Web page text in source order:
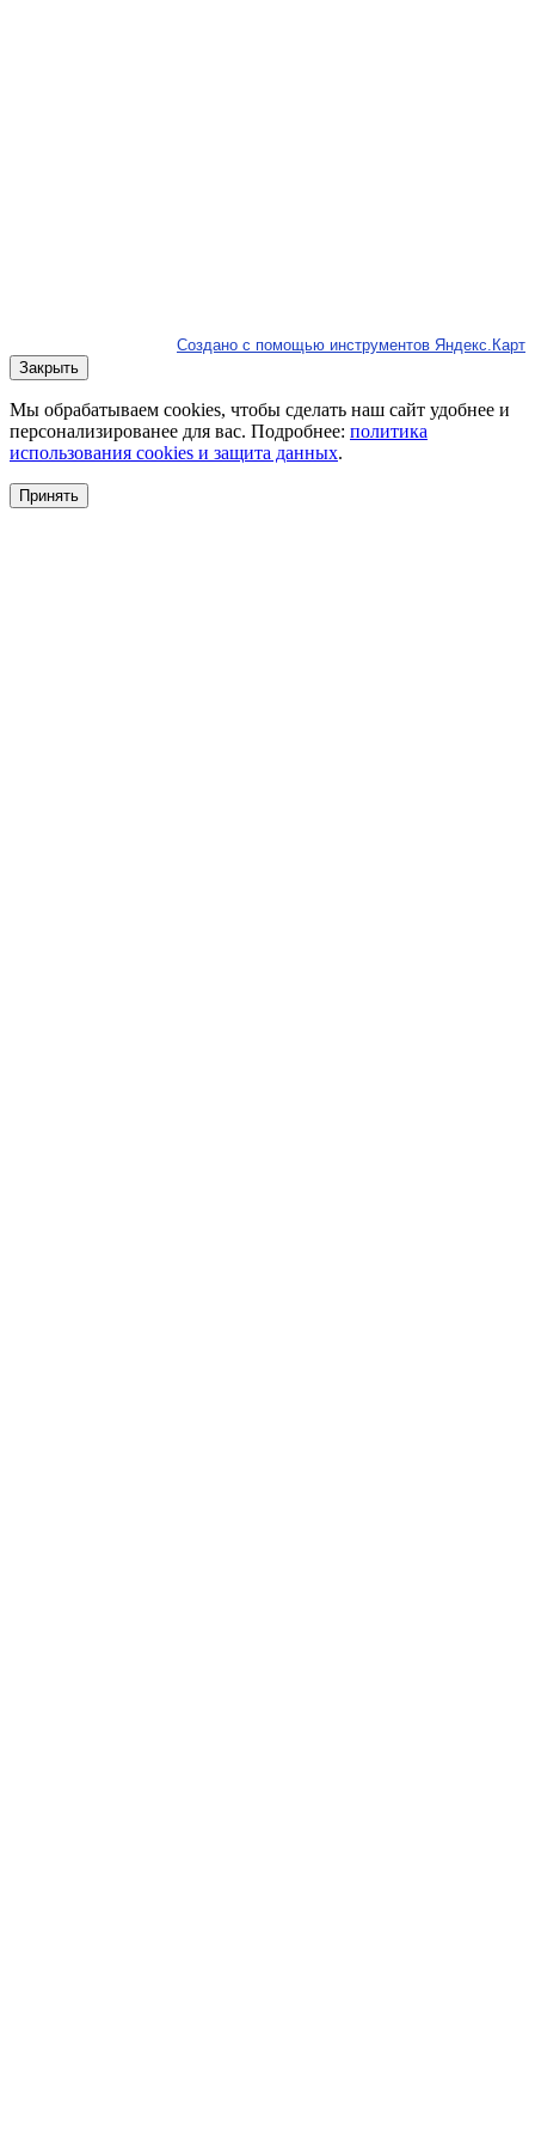
Создано с помощью инструментов Яндекс.Карт
Закрыть
Мы обрабатываем cookies, чтобы сделать наш сайт удобнее и
персонализированее для вас. Подробнее: политика
использования cookies и защита данных.
Принять